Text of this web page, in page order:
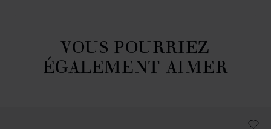
VOUS POURRIEZ
ÉGALEMENT AIMER